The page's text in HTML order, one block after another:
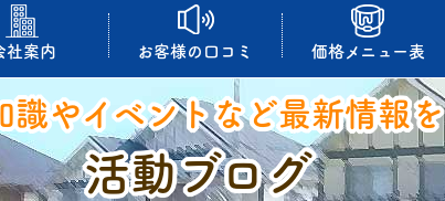
社案内 お客様の口コミ 価格メニュー表
識やイベントなど最新情報
活動ブログ